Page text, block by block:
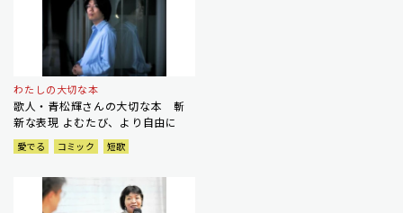
わたしの大切な本
歌人・青松輝さんの大切な本 斬
新な表現 よむたび、より自由に
愛でる コミック 短歌